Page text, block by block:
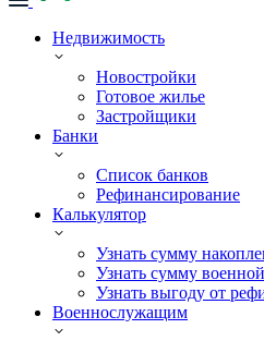
Недвижимость
Новостройки
Готовое жилье
Застройщики
Банки
Список банков
Рефинансирование
Калькулятор
Узнать сумму
Узнать сумму
Узнать выгоду от
Военнослужащим